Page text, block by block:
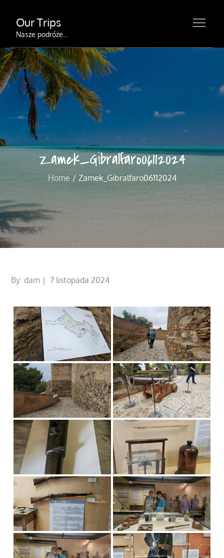
content
Our Trips
Nasze podróże…
Zamek_Gibralfaro06112024
Home Zamek_Gibralfaro06112024
By:dam
Posted
7 listopada 2024